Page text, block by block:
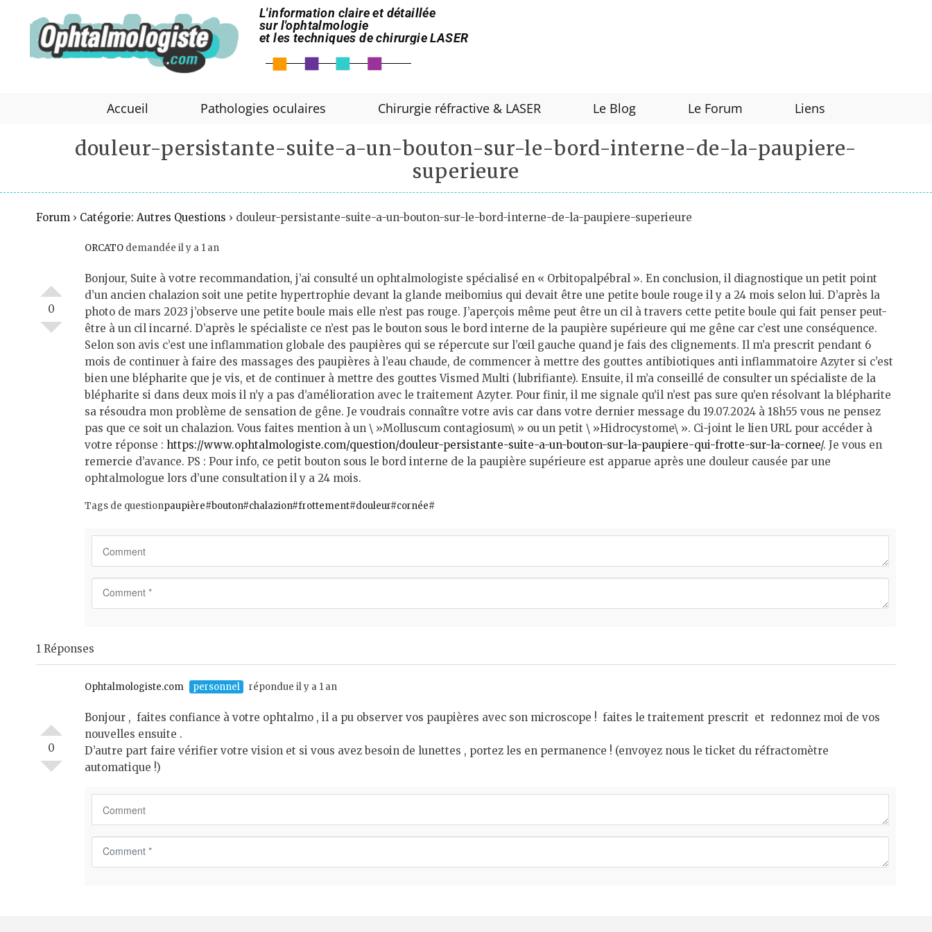
L'information claire et détaillée
sur l'ophtalmologie
et les techniques de chirurgie LASER
Accueil Pathologies oculaires Chirurgie réfractive & LASER Le Blog Le Forum Liens
douleur-persistante-suite-a-un-bouton-sur-le-bord-interne-de-la-paupiere-
superieure
Forum › Catégorie: Autres Questions › douleur-persistante-suite-a-un-bouton-sur-le-bord-interne-de-la-paupiere-superieure
0
ORCATO demandée il y a 1 an
Bonjour, Suite à votre recommandation, j’ai consulté un ophtalmologiste spécialisé en « Orbitopalpébral ». En conclusion, il diagnostique un petit point
d’un ancien chalazion soit une petite hypertrophie devant la glande meibomius qui devait être une petite boule rouge il y a 24 mois selon lui. D’après la
photo de mars 2023 j’observe une petite boule mais elle n’est pas rouge. J’aperçois même peut être un cil à travers cette petite boule qui fait penser peut-
être à un cil incarné. D’après le spécialiste ce n’est pas le bouton sous le bord interne de la paupière supérieure qui me gêne car c’est une conséquence.
Selon son avis c’est une inflammation globale des paupières qui se répercute sur l’œil gauche quand je fais des clignements. Il m’a prescrit pendant 6
mois de continuer à faire des massages des paupières à l’eau chaude, de commencer à mettre des gouttes antibiotiques anti inflammatoire Azyter si c’est
bien une blépharite que je vis, et de continuer à mettre des gouttes Vismed Multi (lubrifiante). Ensuite, il m’a conseillé de consulter un spécialiste de la
blépharite si dans deux mois il n’y a pas d’amélioration avec le traitement Azyter. Pour finir, il me signale qu’il n’est pas sure qu’en résolvant la blépharite
sa résoudra mon problème de sensation de gêne. Je voudrais connaître votre avis car dans votre dernier message du 19.07.2024 à 18h55 vous ne pensez
pas que ce soit un chalazion. Vous faites mention à un \ »Molluscum contagiosum\ » ou un petit \ »Hidrocystome\ ». Ci-joint le lien URL pour accéder à
votre réponse : https://www.ophtalmologiste.com/question/douleur-persistante-suite-a-un-bouton-sur-la-paupiere-qui-frotte-sur-la-cornee/. Je vous en
remercie d’avance. PS : Pour info, ce petit bouton sous le bord interne de la paupière supérieure est apparue après une douleur causée par une
ophtalmologue lors d’une consultation il y a 24 mois.
Tags de questionpaupière#bouton#chalazion#frottement#douleur#cornée#
e
n
t
1 Réponses
0
Ophtalmologiste.com personnel répondue il y a 1 an
Bonjour , faites confiance à votre ophtalmo , il a pu observer vos paupières avec son microscope ! faites le traitement prescrit et redonnez moi de vos
nouvelles ensuite .
D’autre part faire vérifier votre vision et si vous avez besoin de lunettes , portez les en permanence ! (envoyez nous le ticket du réfractomètre
automatique !)